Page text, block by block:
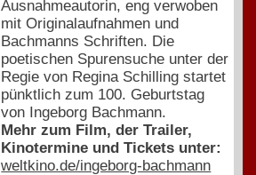
Ausnahmeautorin, eng verwoben
mit Originalaufnahmen und
Bachmanns Schriften. Die
poetischen Spurensuche unter der
Regie von Regina Schilling startet
pünktlich zum 100. Geburtstag
von Ingeborg Bachmann.
Mehr zum Film, der Trailer,
Kinotermine und Tickets unter:
weltkino.de/ingeborg-bachmann